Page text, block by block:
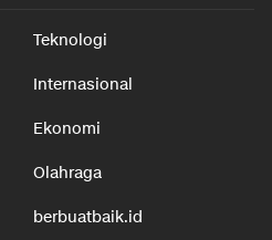
Teknologi
Internasional
Ekonomi
Olahraga
berbuatbaik.id